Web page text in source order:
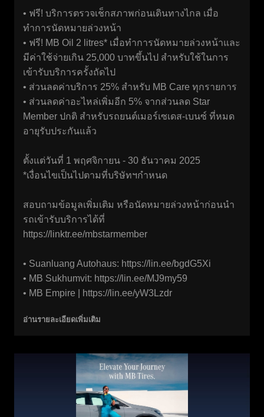
• ฟรี! บริการตรวจเช็กสภาพก่อนเดินทางไกล เมื่อ
ทำการนัดหมายล่วงหน้า
• ฟรี! MB Oil 2 litres* เมื่อทำการนัดหมายล่วงหน้าและ
มีค่าใช้จ่ายเกิน 25,000 บาทขึ้นไป สำหรับใช้ในการ
เข้ารับบริการครั้งถัดไป
• ส่วนลดค่าบริการ 25% สำหรับ MB Care ทุกรายการ
• ส่วนลดค่าอะไหล่เพิ่มอีก 5% จากส่วนลด Star
Member ปกติ สำหรับรถยนต์เมอร์เซเดส-เบนซ์ ที่หมด
อายุรับประกันแล้ว
ตั้งแต่วันที่ 1 พฤศจิกายน - 30 ธันวาคม 2025
*เงื่อนไขเป็นไปตามที่บริษัทฯกำหนด
สอบถามข้อมูลเพิ่มเติม หรือนัดหมายล่วงหน้าก่อนนำ
รถเข้ารับบริการได้ที่
https://linktr.ee/mbstarmember
• Suanluang Autohaus: https://lin.ee/bgdG5Xi
• MB Sukhumvit: https://lin.ee/MJ9my59
• MB Empire |
https://lin.ee/yW3Lzdr
อ่านรายละเอียดเพิ่มเติม